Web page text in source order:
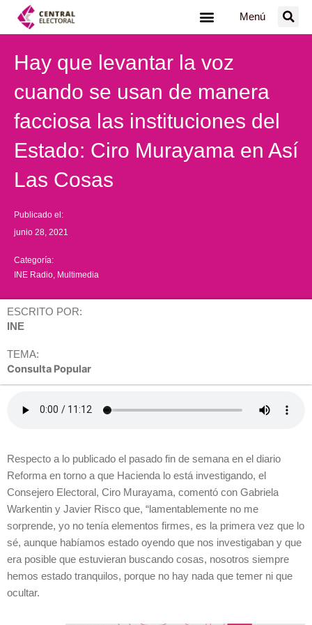
Menú
Hay que levantar la voz
cuando se usan de manera
facciosa las instituciones del
Estado: Ciro Murayama en Así
Las Cosas
Publicado el:
junio 28, 2021
Categoría:
INE Radio Multimedia
ESCRITO POR:
INE
TEMA:
Consulta Popular
Respecto a lo publicado el pasado fin de semana en el diario
Reforma en torno a que Hacienda lo está investigando, el
Consejero Electoral, Ciro Murayama, comentó con Gabriela
Warkentin y Javier Risco que, “lamentablemente no me
sorprende, yo no tenía elementos firmes, es la primera vez que lo
sé, aunque habíamos estado oyendo que nos investigaban y que
era posible que estuvieran buscando cosas, nosotros siempre
hemos estado tranquilos, porque no hay nada que temer ni que
ocultar.